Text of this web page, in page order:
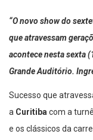
“O novo show do
que atravessam
acontece nesta sexta
Grande Auditório.
Sucesso que
a Curitibacom a
e os clássicos da